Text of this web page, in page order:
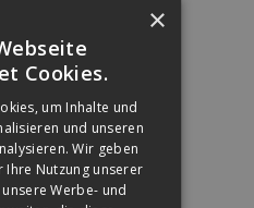
BRAUN
×
Cookies.
um Inhalte und
und unseren
Wir geben
Nutzung unserer
Werbe- und